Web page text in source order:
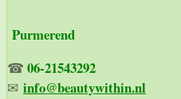
Purmerend
☎ 06-21543292
✉ info@beautywithin.nl